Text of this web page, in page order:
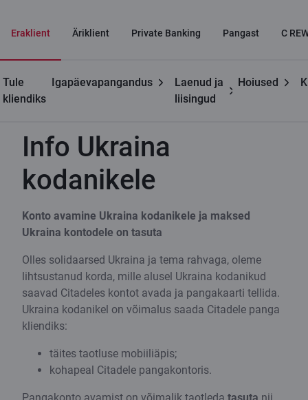
Eraklient Äriklient Private Banking Pangast C
Tule
kliendiks
Igapäevapangandus
Laenud ja
liisingud
Hoiused
Kasulikku
Info Ukraina
kodanikele
Konto avamine Ukraina kodanikele ja maksed
Ukraina kontodele on tasuta
Olles solidaarsed Ukraina ja tema rahvaga, oleme
lihtsustanud korda, mille alusel Ukraina kodanikud
saavad Citadeles kontot avada ja pangakaarti tellida.
Ukraina kodanikel on võimalus saada Citadele panga
kliendiks:
täites taotluse mobiiliäpis;
kohapeal Citadele pangakontoris.